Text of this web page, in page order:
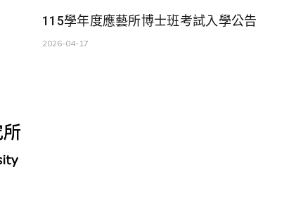
115學年度應藝所博士班考試入學公告
2026-04-17